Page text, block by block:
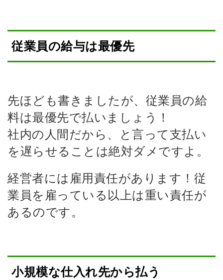
従業員の給与は最優先
先ほども書きましたが、従業員の給
料は最優先で払いましょう！
社内の人間だから、と言って支払い
を遅らせることは絶対ダメですよ。
経営者には雇用責任があります！従
業員を雇っている以上は重い責任が
あるのです。
小規模な仕入れ先から払う